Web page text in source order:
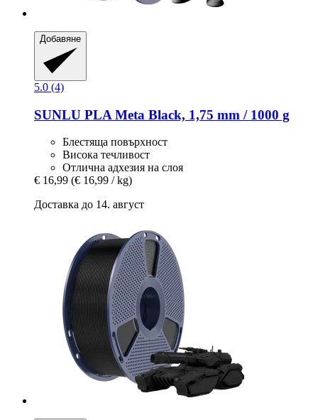
Добавяне
5.0 (4)
SUNLU PLA Meta Black, 1,75 mm / 1000 g
Блестяща повърхност
Висока течливост
Отлична адхезия на слоя
€ 16,99 (€ 16,99 / kg)
Доставка до 14. август